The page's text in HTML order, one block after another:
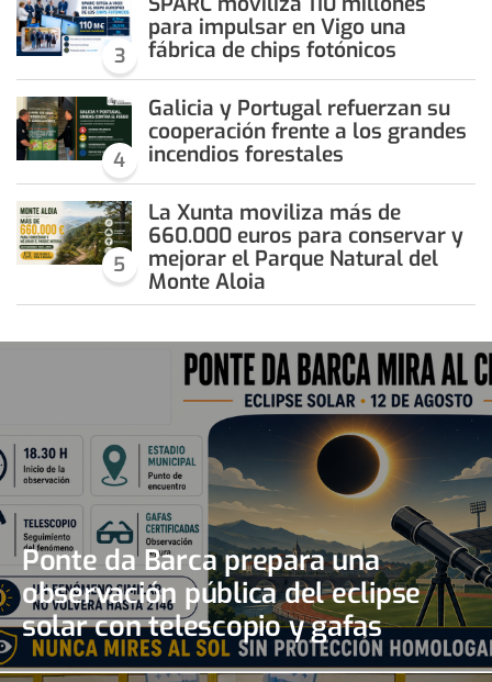
3
para impulsar en Vigo una
fábrica de chips fotónicos
4
Galicia y Portugal refuerzan su
cooperación frente a los grandes
incendios forestales
5
La Xunta moviliza más de
660.000 euros para conservar y
mejorar el Parque Natural del
Monte Aloia
Ponte da Barca prepara una
observación pública del eclipse
solar con telescopio y gafas
certificadas